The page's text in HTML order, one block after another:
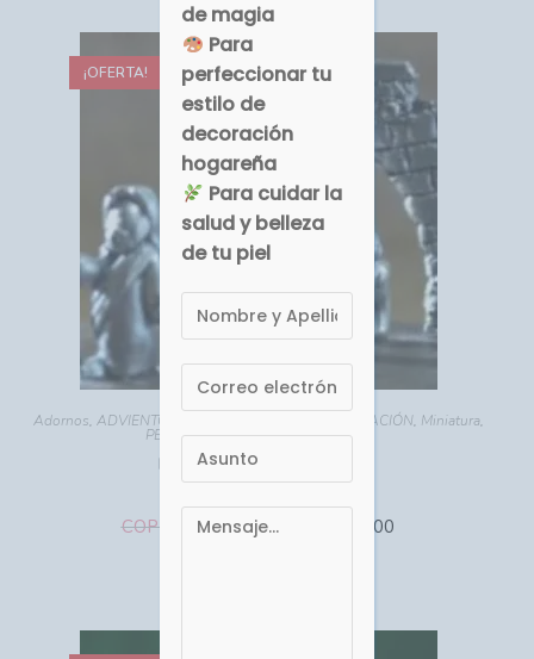
¡OFERTA!
Adornos, ADVIENTO - NAVIDAD HOGAR - DECORACIÓN, Miniatura,
PESEBRES MINIATURAS,Religioso
MN-019 Pesebre Huida
COP $ 42,800.00 COP $ 38,400.00
de magia
Para
perfeccionar tu
estilo de
decoración
hogareña
Para cuidar la
salud y belleza
de tu piel